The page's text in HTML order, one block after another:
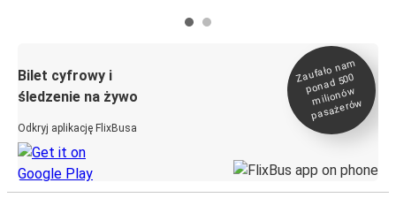
Bilet cyfrowy i
śledzenie na żywo
Odkryj aplikację FlixBusa
Zaufało na
m
ponad 500
milionó
w
pasażeró
w